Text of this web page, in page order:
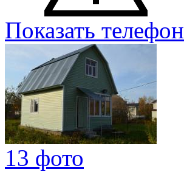
Показать телефон
13 фото